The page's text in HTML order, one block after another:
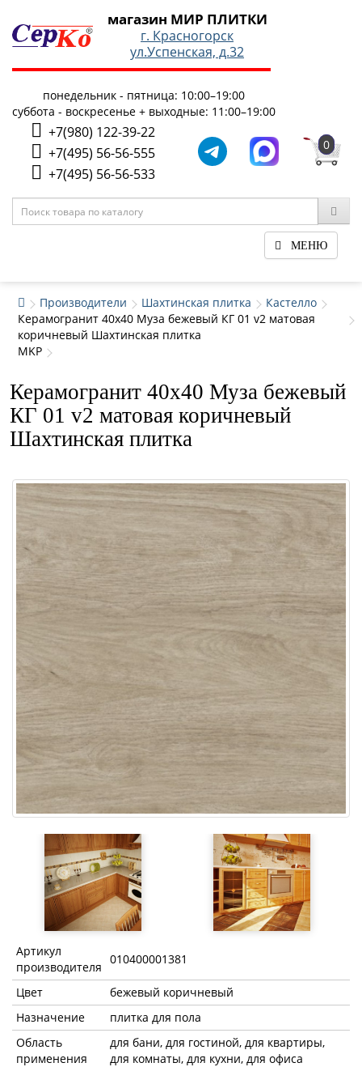
магазин МИР ПЛИТКИ
г. Красногорск
ул.Успенская, д.32
понедельник - пятница: 10:00–19:00
суббота - воскресенье + выходные: 11:00–19:00
+7(980) 122-39-22
+7(495) 56-56-555
+7(495) 56-56-533
0
МЕНЮ
Производители Шахтинская плитка
Кастелло
Керамогранит 40x40 Муза бежевый КГ 01 v2 матовая
коричневый Шахтинская плитка
MKP
Керамогранит 40x40 Муза бежевый
КГ 01 v2 матовая коричневый
Шахтинская плитка
Артикул
производителя
010400001381
Цвет
бежевый коричневый
Назначение
плитка для пола
Область
применения
для бани, для гостиной, для квартиры,
для комнаты, для кухни, для офиса